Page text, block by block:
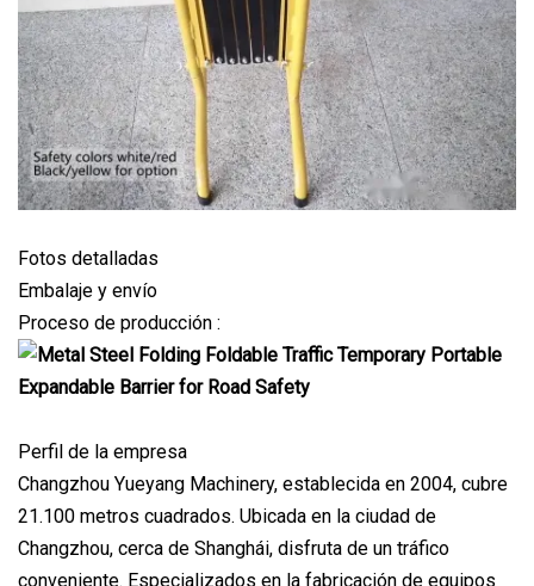
Fotos detalladas
Embalaje y envío
Proceso de producción :
Perfil de la empresa
Changzhou Yueyang Machinery, establecida en 2004, cubre
21.100 metros cuadrados. Ubicada en la ciudad de
Changzhou, cerca de Shanghái, disfruta de un tráfico
conveniente. Especializados en la fabricación de equipos